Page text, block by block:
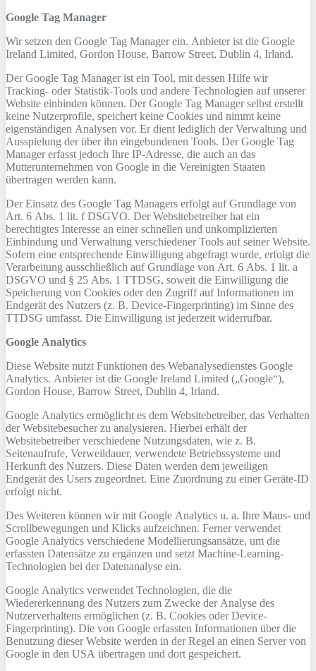
Google Tag Manager
Wir setzen den Google Tag Manager ein. Anbieter ist die Google
Ireland Limited, Gordon House, Barrow Street, Dublin 4, Irland.
Der Google Tag Manager ist ein Tool, mit dessen Hilfe wir
Tracking- oder Statistik-Tools und andere Technologien auf unserer
Website einbinden können. Der Google Tag Manager selbst erstellt
keine Nutzerprofile, speichert keine Cookies und nimmt keine
eigenständigen Analysen vor. Er dient lediglich der Verwaltung und
Ausspielung der über ihn eingebundenen Tools. Der Google Tag
Manager erfasst jedoch Ihre IP-Adresse, die auch an das
Mutterunternehmen von Google in die Vereinigten Staaten
übertragen werden kann.
Der Einsatz des Google Tag Managers erfolgt auf Grundlage von
Art. 6 Abs. 1 lit. f DSGVO. Der Websitebetreiber hat ein
berechtigtes Interesse an einer schnellen und unkomplizierten
Einbindung und Verwaltung verschiedener Tools auf seiner Website.
Sofern eine entsprechende Einwilligung abgefragt wurde, erfolgt die
Verarbeitung ausschließlich auf Grundlage von Art. 6 Abs. 1 lit. a
DSGVO und § 25 Abs. 1 TTDSG, soweit die Einwilligung die
Speicherung von Cookies oder den Zugriff auf Informationen im
Endgerät des Nutzers (z. B. Device-Fingerprinting) im Sinne des
TTDSG umfasst. Die Einwilligung ist jederzeit widerrufbar.
Google Analytics
Diese Website nutzt Funktionen des Webanalysedienstes Google
Analytics. Anbieter ist die Google Ireland Limited („Google“),
Gordon House, Barrow Street, Dublin 4, Irland.
Google Analytics ermöglicht es dem Websitebetreiber, das Verhalten
der Websitebesucher zu analysieren. Hierbei erhält der
Websitebetreiber verschiedene Nutzungsdaten, wie z. B.
Seitenaufrufe, Verweildauer, verwendete Betriebssysteme und
Herkunft des Nutzers. Diese Daten werden dem jeweiligen
Endgerät des Users zugeordnet. Eine Zuordnung zu einer Geräte-ID
erfolgt nicht.
Des Weiteren können wir mit Google Analytics u. a. Ihre Maus- und
Scrollbewegungen und Klicks aufzeichnen. Ferner verwendet
Google Analytics verschiedene Modellierungsansätze, um die
erfassten Datensätze zu ergänzen und setzt Machine-Learning-
Technologien bei der Datenanalyse ein.
Google Analytics verwendet Technologien, die die
Wiedererkennung des Nutzers zum Zwecke der Analyse des
Nutzerverhaltens ermöglichen (z. B. Cookies oder Device-
Fingerprinting). Die von Google erfassten Informationen über die
Benutzung dieser Website werden in der Regel an einen Server von
Google in den USA übertragen und dort gespeichert.